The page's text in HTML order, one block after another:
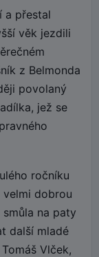
a přestal
věk jezdili
z Belmonda
povolaný
jež se
ročníku
velmi dobrou
na paty
další mladé
Vlček,